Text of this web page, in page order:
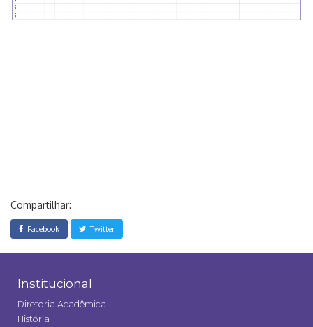
Compartilhar:
Facebook Twitter
Institucional
Diretoria Acadêmica
História